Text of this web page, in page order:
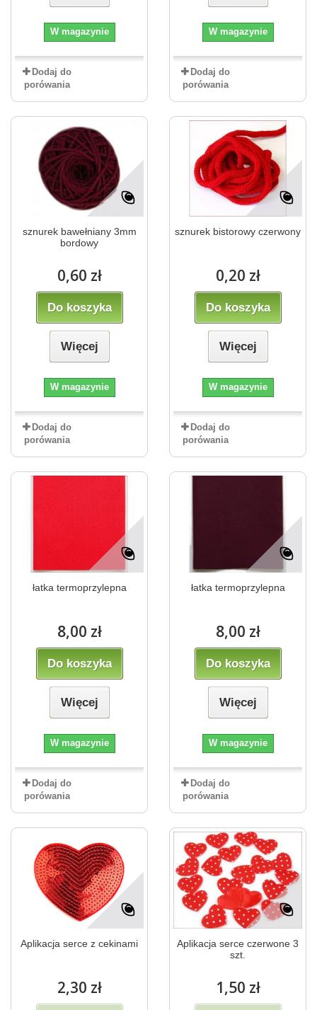
W magazynie
Dodaj do
porówania
W magazynie
Dodaj do
porówania
sznurek bawełniany 3mm
bordowy
0,60 zł
Do koszyka
Więcej
W magazynie
Dodaj do
porówania
sznurek bistorowy czerwony
0,20 zł
Do koszyka
Więcej
W magazynie
Dodaj do
porówania
łatka termoprzylepna
8,00 zł
Do koszyka
Więcej
W magazynie
Dodaj do
porówania
łatka termoprzylepna
8,00 zł
Do koszyka
Więcej
W magazynie
Dodaj do
porówania
Aplikacja serce z cekinami
2,30 zł
Aplikacja serce czerwone 3
szt.
1,50 zł